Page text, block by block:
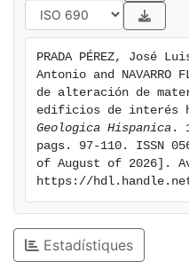
PRADA PÉREZ, José
Antonio and NAVARRO
de alteración de
edificios de
Geologica Hispanica .
pags. 97-110. ISSN
of August of 2026].
https://
Estadístiques